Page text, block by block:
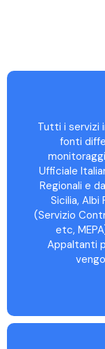
Tutti i servizi
fonti
Ufficiale
Regionali e
Sicilia,
(Servizio
etc,
Appaltanti